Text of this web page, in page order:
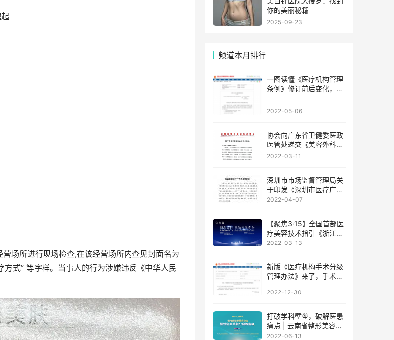
起
场所进行现场检查,在该经营场所内查见封面名为
方式” 等字样。当事人的行为涉嫌违反《中华人民
你的美丽秘籍
2025-09-23
频道本月排行
一图读懂《医疗机构管理
条例》修订前后变化，
2022-05-06
协会向广东省卫健委医政
医管处递交《美容外科项
目分级管理目录(深圳市整
2022-03-11
深圳市市场监督管理局关
于印发《深圳市医疗广告
合规指引》的通知
2022-04-07
【聚焦3·15】全国首部医
疗美容技术指引《浙江省
医疗美容技术指引》发布
2022-03-13
新版《医疗机构手术分级
管理办法》来了，手术权
职称挂钩!
2022-12-30
打破学科壁垒，破解医患
痛点 | 云南省整形美容协
会慢性创面修复分会筹备
2022-06-13